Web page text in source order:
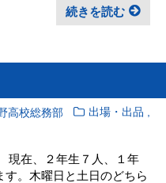
続きを読む
高校総務部 出場・出品 ,
現在、２年生７人、１年
。木曜日と土日のどちら